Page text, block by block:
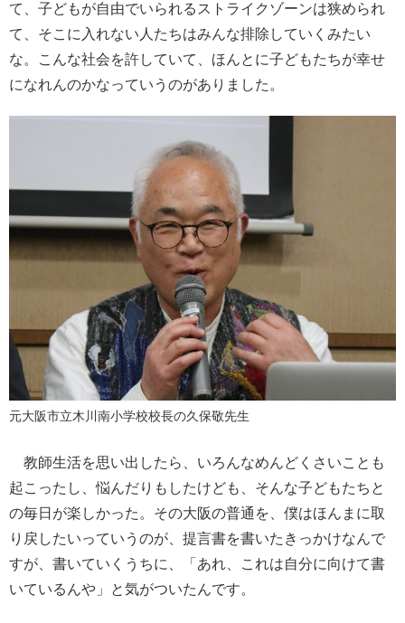
て、子どもが自由でいられるストライクゾーンは狭められ
て、そこに入れない人たちはみんな排除していくみたい
な。こんな社会を許していて、ほんとに子どもたちが幸せ
になれんのかなっていうのがありました。
元大阪市立木川南小学校校長の久保敬先生
教師生活を思い出したら、いろんなめんどくさいことも
起こったし、悩んだりもしたけども、そんな子どもたちと
の毎日が楽しかった。その大阪の普通を、僕はほんまに取
り戻したいっていうのが、提言書を書いたきっかけなんで
すが、書いていくうちに、「あれ、これは自分に向けて書
いているんや」と気がついたんです。